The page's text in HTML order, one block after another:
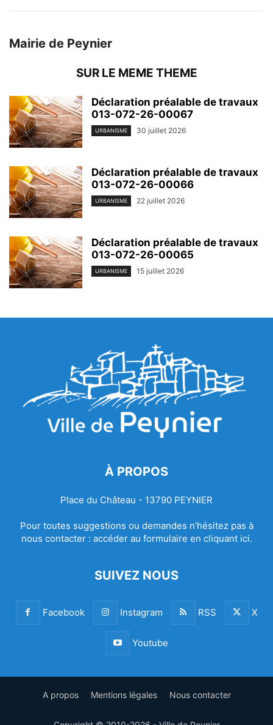
Mairie de Peynier
SUR LE MEME THEME
Déclaration préalable de travaux
013-072-26-00067
URBANISME 30 juillet 2026
Déclaration préalable de travaux
013-072-26-00066
URBANISME 22 juillet 2026
Déclaration préalable de travaux
013-072-26-00065
URBANISME 15 juillet 2026
À PROPOS
Place du Château - 13790 PEYNIER
Pour toutes suggestions ou demandes n’hésitez pas à
nous contacter : accéder au formulaire en cliquant ici.
SUIVEZ NOUS
Facebook Instagram RSS X
Youtube
A propos Mentions légales Nous contacter